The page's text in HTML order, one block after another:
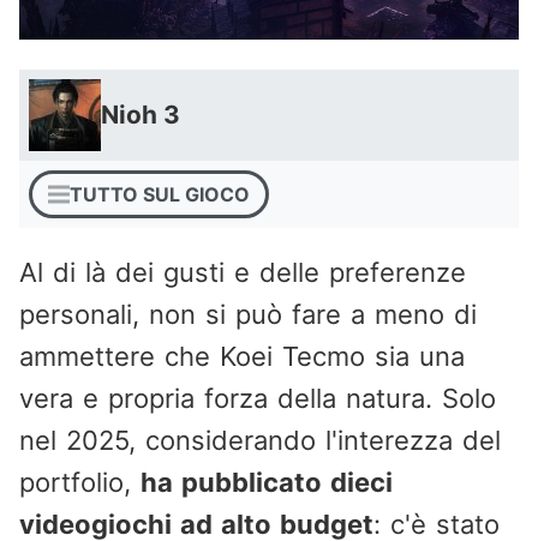
Nioh 3
TUTTO SUL GIOCO
Al di là dei gusti e delle preferenze
personali, non si può fare a meno di
ammettere che Koei Tecmo sia una
vera e propria forza della natura. Solo
nel 2025, considerando l'interezza del
portfolio, ha pubblicato dieci
videogiochi ad alto budget: c'è stato